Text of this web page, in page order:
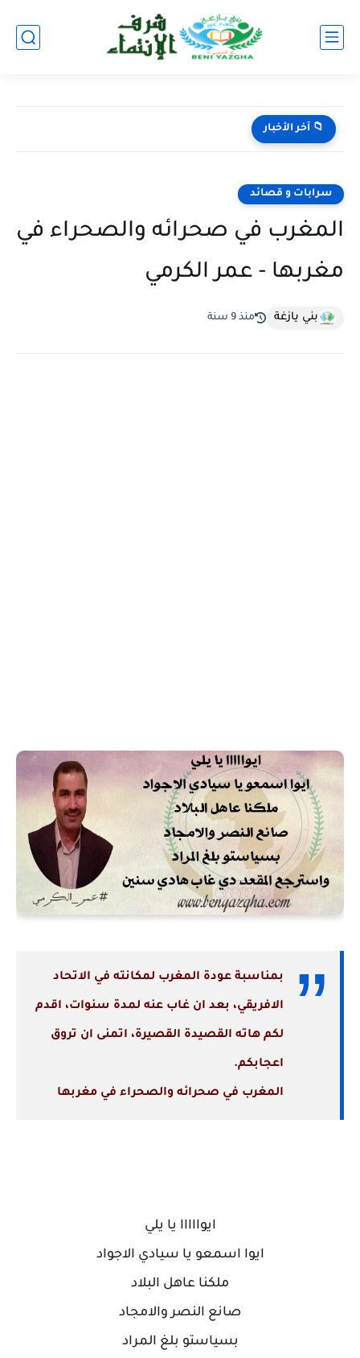
📁 آخر الأخبار
سرابات و قصائد
المغرب في صحرائه والصحراء في
مغربها - عمر الكرمي
بني يازغة منذ 9 سنة
بمناسبة عودة المغرب لمكانته في الاتحاد
الافريقي، بعد ان غاب عنه لمدة سنوات، اقدم
لكم هاته القصيدة القصيرة، اتمنى ان تروق
اعجابكم.
المغرب في صحرائه والصحراء في مغربها
ايوااااا يا يلي
ايوا اسمعو يا سيادي الاجواد
ملكنا عاهل البلاد
صانع النصر والامجاد
بسياستو بلغ المراد